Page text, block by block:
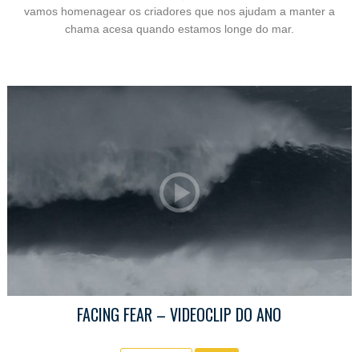
vamos homenagear os criadores que nos ajudam a manter a
chama acesa quando estamos longe do mar.
FACING FEAR – VIDEOCLIP DO ANO